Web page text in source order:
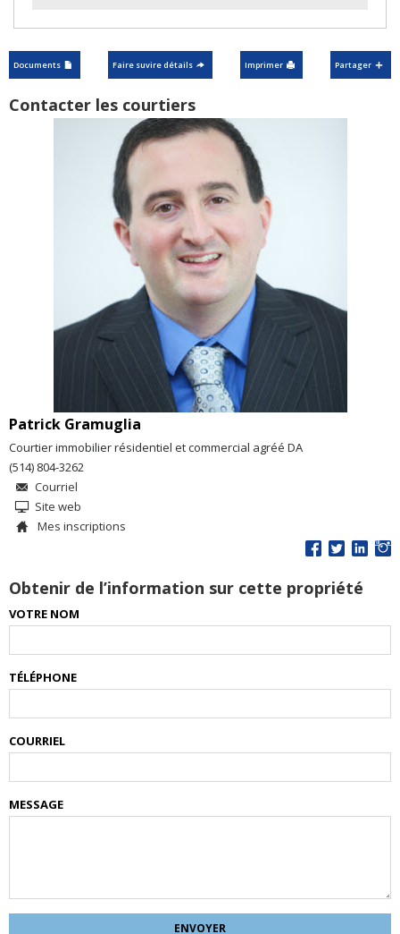
Documents Faire suvire détails Imprimer Partager
Contacter les courtiers
Patrick Gramuglia
Courtier immobilier résidentiel et commercial agréé DA
(514) 804-3262
Courriel
Site web
Mes inscriptions
Obtenir de l’information sur cette propriété
VOTRE NOM
TÉLÉPHONE
COURRIEL
MESSAGE
ENVOYER